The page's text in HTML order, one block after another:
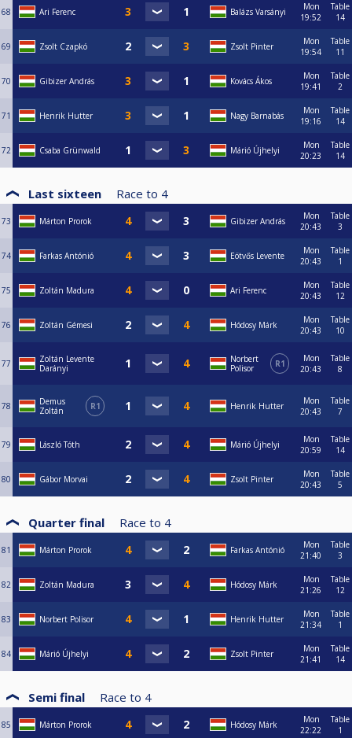
68 Ari Ferenc Balázs Varsányi
Mon
19:52
Table
14
69 Zsolt Czapkó Zsolt Pinter
Mon
19:54
Table
11
70 Gibizer András Kovács Ákos
Mon
19:41
Table
2
71 Henrik Hutter Nagy Barnabás
Mon
19:16
Table
14
72 Csaba Grünwald Márió Újhelyi
Mon
20:23
Table
14
Last sixteen Race to 4
73 Márton Prorok Gibizer András
Mon
20:43
Table
3
74 Farkas Antónió Eötvős Levente
Mon
20:43
Table
1
75 Zoltán Madura Ari Ferenc
Mon
20:43
Table
12
76 Zoltán Gémesi Hódosy Márk
Mon
20:43
Table
10
77
Zoltán Levente
Darányi
Norbert
Polisor
R1
Mon
20:43
Table
8
78
Demus
Zoltán
R1 Henrik Hutter
Mon
20:43
Table
7
79 László Tóth Márió Újhelyi
Mon
20:59
Table
14
80 Gábor Morvai Zsolt Pinter
Mon
20:43
Table
5
Quarter final Race to 4
81 Márton Prorok Farkas Antónió
Mon
21:40
Table
3
82 Zoltán Madura Hódosy Márk
Mon
21:26
Table
12
83 Norbert Polisor Henrik Hutter
Mon
21:34
Table
1
84 Márió Újhelyi Zsolt Pinter
Mon
21:41
Table
14
Semi final Race to 4
85 Márton Prorok Hódosy Márk
Mon
22:22
Table
1